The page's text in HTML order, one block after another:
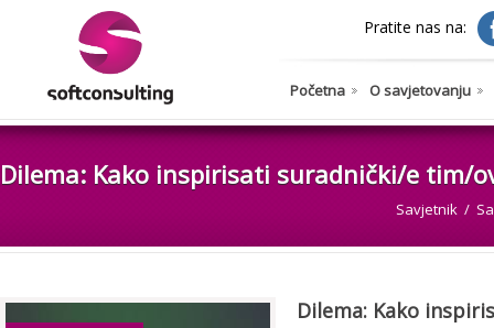
Pratite nas na:
Početna O savjetovanju
Dilema: Kako inspirisati suradnički/e tim/
Savjetnik
Dilema: Kako